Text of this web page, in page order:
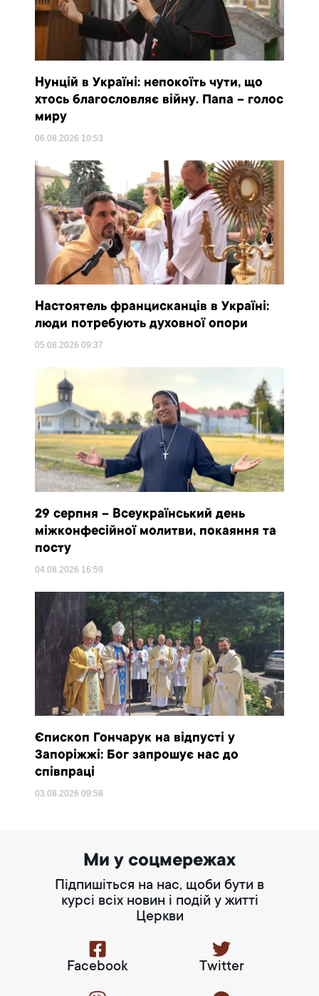
Нунцій в Україні: непокоїть чути, що
хтось благословляє війну. Папа – голос
миру
06.08.2026 10:53
Настоятель францисканців в Україні:
люди потребують духовної опори
05.08.202609:37
29 серпня – Всеукраїнський день
міжконфесійної молитви, покаяння та
посту
04.08.2026 16:59
Єпископ Гончарук на відпусті у
Запоріжжі: Бог запрошує нас до
співпраці
03.08.202609:58
Ми у соцмережах
Підпишіться на нас, щоби бути в
курсі всіх новин і подій у житті
Церкви
Facebook Twitter